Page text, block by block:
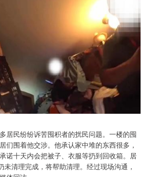
居民纷纷诉苦囤积者的扰民问题。一楼的囤
们围着他交涉。他承认家中堆的东西很多，
诺十天内会把被子、衣服等扔到回收箱。居
清理完成，将帮助清理。经过现场沟通，